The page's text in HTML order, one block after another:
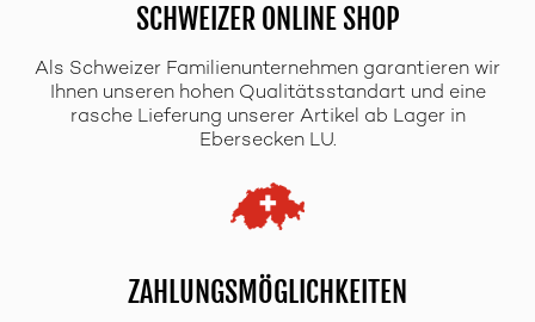
SCHWEIZER ONLINE SHOP
Als Schweizer Familienunternehmen garantieren wir
Ihnen unseren hohen Qualitätsstandart und eine
rasche Lieferung unserer Artikel ab Lager in
Ebersecken LU.
ZAHLUNGSMÖGLICHKEITEN